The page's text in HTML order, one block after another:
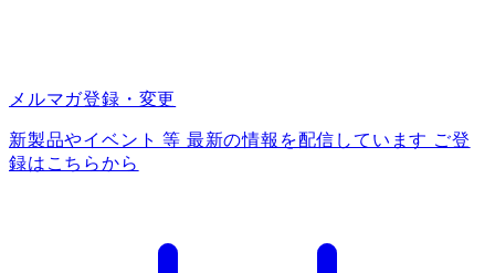
メルマガ登録・変更
新製品やイベント 等 最新の情報を配信しています ご登
録はこちらから